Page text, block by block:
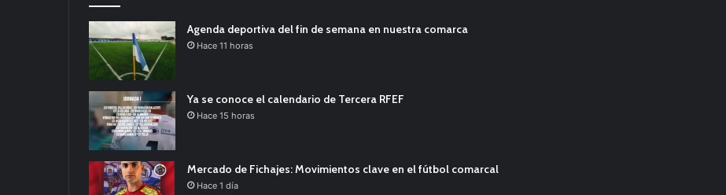
Agenda deportiva del fin de semana en nuestra comarca
Hace 11 horas
Ya se conoce el calendario de Tercera RFEF
Hace 15 horas
Mercado de Fichajes: Movimientos clave en el fútbol comarcal
Hace 1 día